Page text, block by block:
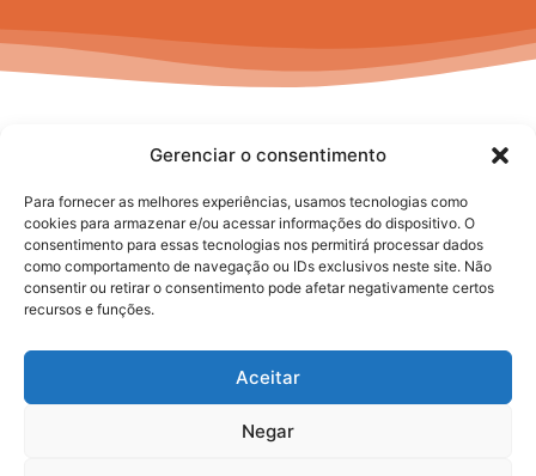
Gerenciar o consentimento
Para fornecer as melhores experiências, usamos tecnologias como
cookies para armazenar e/ou acessar informações do dispositivo. O
consentimento para essas tecnologias nos permitirá processar dados
como comportamento de navegação ou IDs exclusivos neste site. Não
consentir ou retirar o consentimento pode afetar negativamente certos
recursos e funções.
Aceitar
Negar
No posts to display